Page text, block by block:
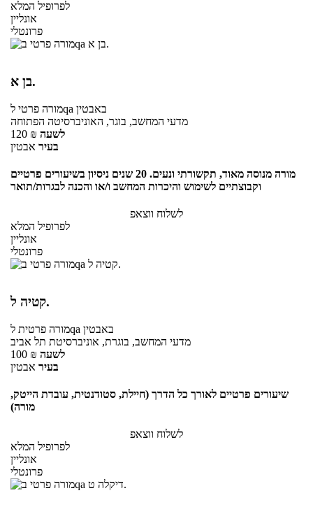
לפרופיל המלא
אונליין
פרונטלי
בן א.
מורה פרטילqa באבטין
מדעי המחשב, בוגר, האוניברסיטה הפתוחה
120 ₪ לשעה
בעיר אבטין
מורה מנוסה מאוד, תקשורתי ונעים. 20 שנים ניסיון בשיעורים פרטיים
וקבוצתיים לשימוש והיכרות המחשב ו/או והכנה לבגרות/תואר
לשלוח ווצאפ
לפרופיל המלא
אונליין
פרונטלי
קטיה ל.
מורה פרטיתלqa באבטין
מדעי המחשב, בוגרת, אוניברסיטת תל אביב
100 ₪ לשעה
בעיר אבטין
שיעורים פרטיים לאורך כל הדרך (חיילת, סטודנטית, עובדת הייטק,
מורה)
לשלוח ווצאפ
לפרופיל המלא
אונליין
פרונטלי